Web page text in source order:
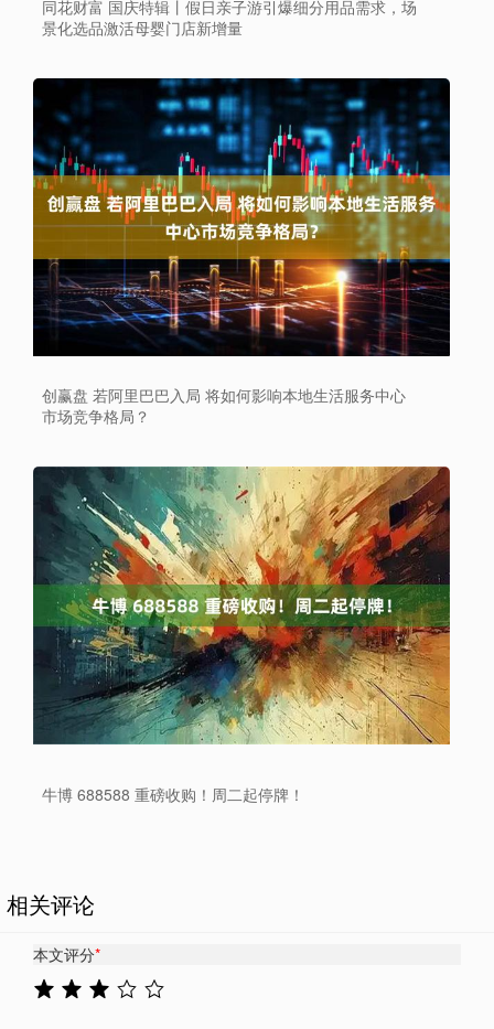
同花财富 国庆特辑丨假日亲子游引爆细分用品需求，场
景化选品激活母婴门店新增量
创赢盘 若阿里巴巴入局 将如何影响本地生活服务中心
市场竞争格局？
牛博 688588 重磅收购！周二起停牌！
相关评论
本文评分*